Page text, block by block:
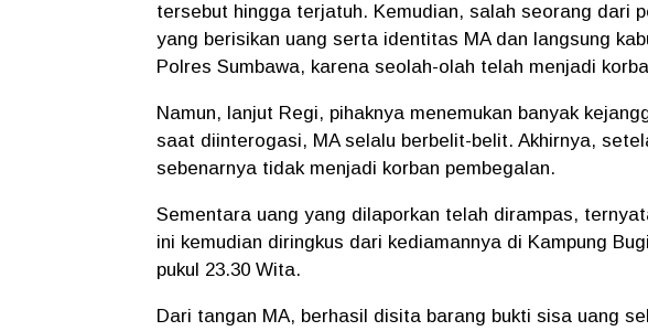
tersebut hingga terjatuh. Kemudian, salah seorang dari
yang berisikan uang serta identitas MA dan langsung
Polres Sumbawa, karena seolah-olah telah menjadi
Namun, lanjut Regi, pihaknya menemukan banyak
saat diinterogasi, MA selalu berbelit-belit. Akhirnya,
sebenarnya tidak menjadi korban pembegalan.
Sementara uang yang dilaporkan telah dirampas,
ini kemudian diringkus dari kediamannya di Kampung
pukul 23.30 Wita.
Dari tangan MA, berhasil disita barang bukti sisa uang